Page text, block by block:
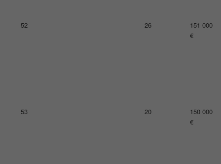
56 15
131 000
€
57 21
129 000
€